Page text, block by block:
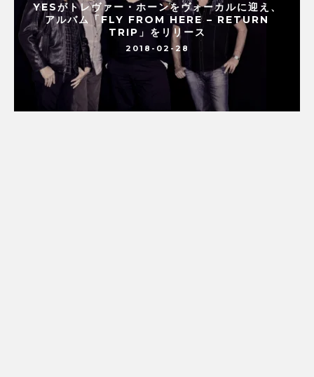
YESがトレヴァー・ホーンをヴォーカルに迎え、
アルバム「FLY FROM HERE – RETURN
TRIP」をリリース
2018-02-28